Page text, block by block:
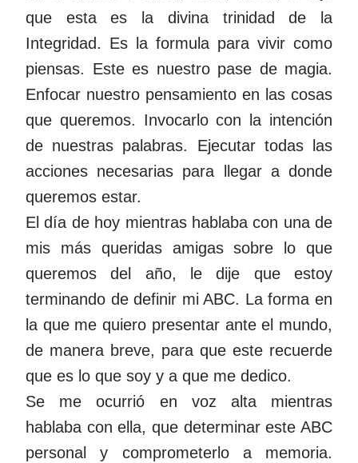
que esta es la divina trinidad de la
Integridad. Es la formula para vivir como
piensas. Este es nuestro pase de magia.
Enfocar nuestro pensamiento en las cosas
que queremos. Invocarlo con la intención
de nuestras palabras. Ejecutar todas las
acciones necesarias para llegar a donde
queremos estar.
El día de hoy mientras hablaba con una de
mis más queridas amigas sobre lo que
queremos del año, le dije que estoy
terminando de definir mi ABC. La forma en
la que me quiero presentar ante el mundo,
de manera breve, para que este recuerde
que es lo que soy y a que me dedico.
Se me ocurrió en voz alta mientras
hablaba con ella, que determinar este ABC
personal y comprometerlo a memoria.